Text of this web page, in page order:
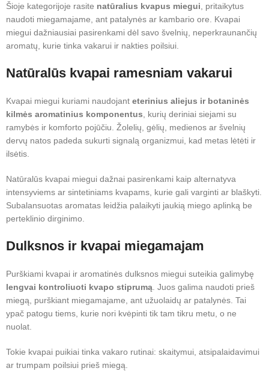
Šioje kategorijoje rasite natūralius kvapus miegui , pritaikytus
naudoti miegamajame, ant patalynės ar kambario ore. Kvapai
miegui dažniausiai pasirenkami dėl savo švelnių, neperkraunančių
aromatų, kurie tinka vakarui ir nakties poilsiui.
Natūralūs kvapai ramesniam vakarui
Kvapai miegui kuriami naudojant eterinius aliejus ir botaninės
kilmės aromatinius komponentus , kurių deriniai siejami su
ramybės ir komforto pojūčiu. Žolelių, gėlių, medienos ar švelnių
dervų natos padeda sukurti signalą organizmui, kad metas lėtėti ir
ilsėtis.
Natūralūs kvapai miegui dažnai pasirenkami kaip alternatyva
intensyviems ar sintetiniams kvapams, kurie gali varginti ar blaškyti.
Subalansuotas aromatas leidžia palaikyti jaukią miego aplinką be
perteklinio dirginimo.
Dulksnos ir kvapai miegamajam
Purškiami kvapai ir aromatinės dulksnos miegui suteikia galimybę
lengvai kontroliuoti kvapo stiprumą . Juos galima naudoti prieš
miegą, purškiant miegamajame, ant užuolaidų ar patalynės. Tai
ypač patogu tiems, kurie nori kvėpinti tik tam tikru metu, o ne
nuolat.
Tokie kvapai puikiai tinka vakaro rutinai: skaitymui, atsipalaidavimui
ar trumpam poilsiui prieš miegą.